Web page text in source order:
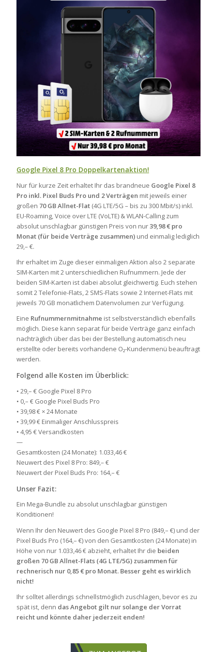
Google Pixel 8 Pro Doppelkartenaktion!
Nur für kurze Zeit erhaltet Ihr das brandneue Google Pixel 8
Pro inkl. Pixel Buds Pro und 2 Verträgen mit jeweils einer
großen 70 GB Allnet-Flat (4G LTE/5G – bis zu 300 Mbit/s) inkl.
EU-Roaming, Voice over LTE (VoLTE) & WLAN-Calling zum
absolut unschlagbar günstigen Preis von nur39,98 € pro
Monat (für beide Verträge zusammen)und einmalig lediglich
29,– €.
Ihr erhaltet im Zuge dieser einmaligen Aktion also 2 separate
SIM-Karten mit 2 unterschiedlichen Rufnummern. Jede der
beiden SIM-Karten ist dabei absolut gleichwertig. Euch stehen
somit 2 Telefonie-Flats, 2 SMS-Flats sowie 2 Internet-Flats mit
jeweils 70 GB monatlichem Datenvolumen zur Verfügung.
Eine Rufnummernmitnahme ist selbstverständlich ebenfalls
möglich. Diese kann separat für beide Verträge ganz einfach
nachträglich über das bei der Bestellung automatisch neu
erstellte oder bereits vorhandene O₂-Kundenmenü beauftragt
werden.
Folgend alle Kosten im Überblick:
• 29,– € Google Pixel 8 Pro
• 0,– € Google Pixel Buds Pro
• 39,98 € × 24 Monate
• 39,99 € Einmaliger Anschlusspreis
• 4,95 € Versandkosten
—
Gesamtkosten (24 Monate): 1.033,46 €
Neuwert des Pixel 8 Pro: 849,– €
Neuwert der Pixel Buds Pro: 164,– €
Unser Fazit:
Ein Mega-Bundle zu absolut unschlagbar günstigen
Konditionen!
Wenn Ihr den Neuwert des Google Pixel 8 Pro (849,– €) und der
Pixel Buds Pro (164,– €) von den Gesamtkosten (24 Monate) in
Höhe von nur 1.033,46 € abzieht, erhaltet Ihr die beiden
großen 70 GB Allnet-Flats (4G LTE/5G) zusammen für
rechnerisch nur 0,85 € pro Monat. Besser geht es wirklich
nicht!
Ihr solltet allerdings schnellstmöglich zuschlagen, bevor es zu
spät ist, denn das Angebot gilt nur solange der Vorrat
reicht und könnte daher jederzeit enden!